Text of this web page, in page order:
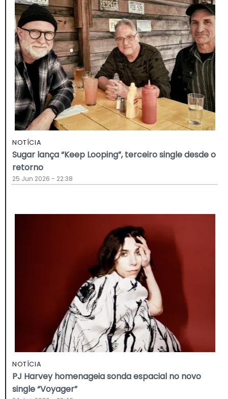
NOTÍCIA
Sugar lança “Keep Looping”, terceiro single desde o
retorno
25 Jun 2026 - 22:38
NOTÍCIA
PJ Harvey homenageia sonda espacial no novo
single “Voyager”